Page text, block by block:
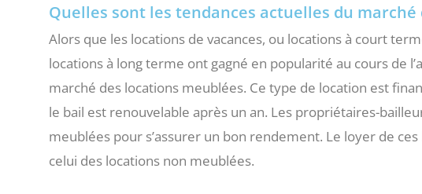
Quelles sont les tendances actuelles du marché
Alors que les locations de vacances, ou locations à court
locations à long terme ont gagné en popularité au cours de
marché des locations meublées. Ce type de location est
le bail est renouvelable après un an. Les propriétaires-
meublées pour s’assurer un bon rendement. Le loyer de
celui des locations non meublées.